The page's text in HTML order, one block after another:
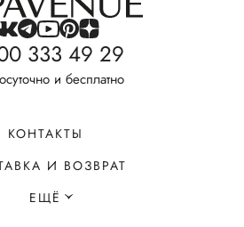
333 49 29
и бесплатно
КОНТАКТЫ
И ВОЗВРАТ
ЕЩЁ